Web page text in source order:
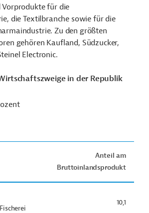
für die
die Textilbranche sowie für die
Zu den größten
gehören Kaufland, Südzucker,
Electronic.
in der Republik
Anteil am
Bruttoinlandsprodukt
10,1